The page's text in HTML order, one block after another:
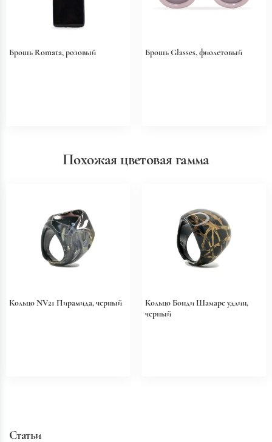
Брошь Romata, розовый Брошь Glasses, фиолетовый
Похожая цветовая гамма
Кольцо NV21 Пирамида, черный
Кольцо Бонди Шамаре удлин,
черный
Статьи